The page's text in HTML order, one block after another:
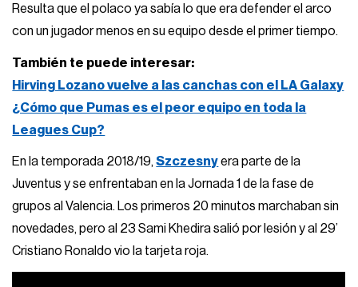
Resulta que el polaco ya sabía lo que era defender el arco
con un jugador menos en su equipo desde el primer tiempo.
También te puede interesar:
Hirving Lozano vuelve a las canchas con el LA Galaxy
¿Cómo que Pumas es el peor equipo en toda la
Leagues Cup?
En la temporada 2018/19,Szczesnyera parte de la
Juventus y se enfrentaban en la Jornada 1 de la fase de
grupos al Valencia. Los primeros 20 minutos marchaban sin
novedades, pero al 23 Sami Khedira salió por lesión y al 29’
Cristiano Ronaldo vio la tarjeta roja.